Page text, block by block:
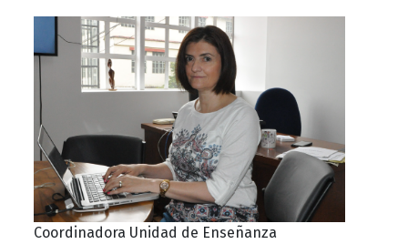
Coordinadora Unidad de Enseñanza